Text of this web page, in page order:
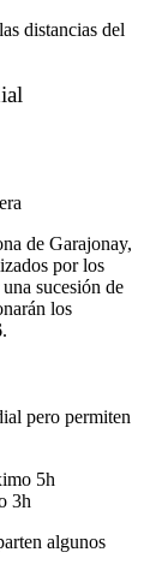
distancias del
de Garajonay,
por los
sucesión de
los
.
pero permiten
5h
3h
algunos